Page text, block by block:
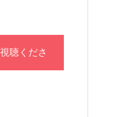
聴くださ